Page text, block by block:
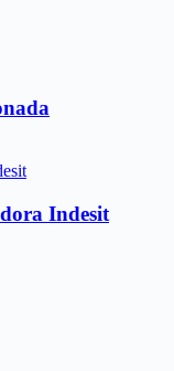
Indesit